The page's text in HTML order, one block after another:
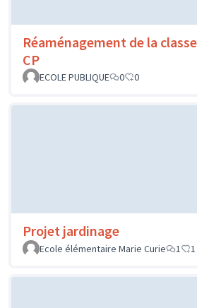
Réaménagement de la
CP
ECOLE PUBLIQUE
0 0
Projet jardinage
Ecole élémentaire Marie Curie
1 1